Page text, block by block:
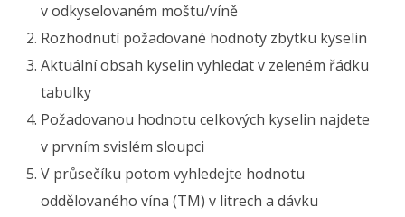
v odkyselovaném moštu/víně
Rozhodnutí požadované hodnoty zbytku kyselin
Aktuální obsah kyselin vyhledat v zeleném řádku
tabulky
Požadovanou hodnotu celkových kyselin najdete
v prvním svislém sloupci
V průsečíku potom vyhledejte hodnotu
oddělovaného vína (TM) v litrech a dávku